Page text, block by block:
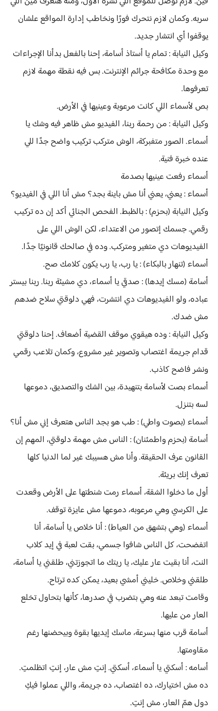
سربه. وكمان لازم نتحرك فورًا ونخاطب إدارة المواقع علشان
يوقفوا أي انتشار جديد.
وكيل النيابة : تمام يا أستاذ أسامة، إحنا بالفعل بدأنا الإجراءات
مع وحدة مكافحة جرائم الإنترنت. بس فيه نقطة مهمة لازم
تعرفوها.
بص لأسماء اللي كانت مرعوبة وعينيها في الأرض.
وكيل النيابة : من رحمة ربنا، الفيديو مش ظاهر فيه وشك يا
أسماء. الصور متفبركة، الوش متركب تركيب واضح جدًا للي
عنده خبرة فنية.
أسماء رفعت عينيها بصدمة
أسماء : يعني، يعني أنا مش باينة بجد؟ مش أنا اللي في الفيديو؟
وكيل النيابة (بحزم) : بالظبط. الفحص الجنائي أكد إن ده تركيب
رقمي. جسمك إتصور من الاعتداء، لكن الوش اللي على
الفيديوهات دي متغير ومتركب. وده في صالحك قانونيًا جدًا.
أسماء (تنهار بالبكاء) : يا رب، يا رب يكون كلامك صح.
أسامة (مسك إيدها) : صدقي يا أسماء، دي مشيئة ربنا. ربنا بيستر
عباده، ولو الفيديوهات دي انتشرت، فهي دلوقتي سلاح ضدهم
مش ضدك.
وكيل النيابة : وده هيقوي موقف القضية أضعاف. إحنا دلوقتي
قدام جريمة اغتصاب وتصوير غير مشروع، وكمان تلاعب رقمي
ونشر فاضح كاذب.
أسماء بصت لأسامة بتنهيدة، بين الشك والتصديق، دموعها
لسه بتنزل.
أسماء (بصوت واطي) : طب هو بجد الناس هتعرف إني مش أنا؟
أسامة (بحزم واطمئنان) : الناس مش مهمة دلوقتي، المهم إن
القانون عرف الحقيقة. وأنا مش هسيبك غير لما الدنيا كلها
تعرف إنك بريئة.
أول ما دخلوا الشقة، أسماء رمت شنطتها على الأرض وقعدت
على الكرسي وهي مرعوبه، دموعها مش عايزة توقف.
أسماء (وهي بتشهق من العياط) : أنا خلاص يا أسامة، أنا
اتفضحت، كل الناس شافوا جسمي، بقت لعبة في إيد كلاب
النت، أنا بقيت عار عليك، يا ريتك ما اتجوزتني، طلقني يا أسامة،
طلقني وخلاص. خليني أمشي بعيد، يمكن كده ترتاح.
وقامت تبعد عنه وهي بتضرب في صدرها، كأنها بتحاول تخلع
العار من عليها.
أسامة قرب منها بسرعة، ماسك إيديها بقوة وبيحضنها رغم
مقاومتها.
أسامه : أسكتي يا أسماء، أسكتي. إنتِ مش عار، إنتِ اتظلمتِ.
ده مش اختيارك، ده اغتصاب، ده جريمة، واللي عملوا فيكِ
دول همّ العار، مش إنتِ.